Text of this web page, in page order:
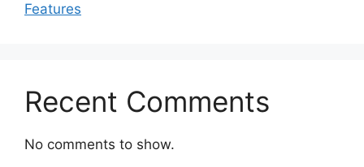
Features
Recent Comments
No comments to show.